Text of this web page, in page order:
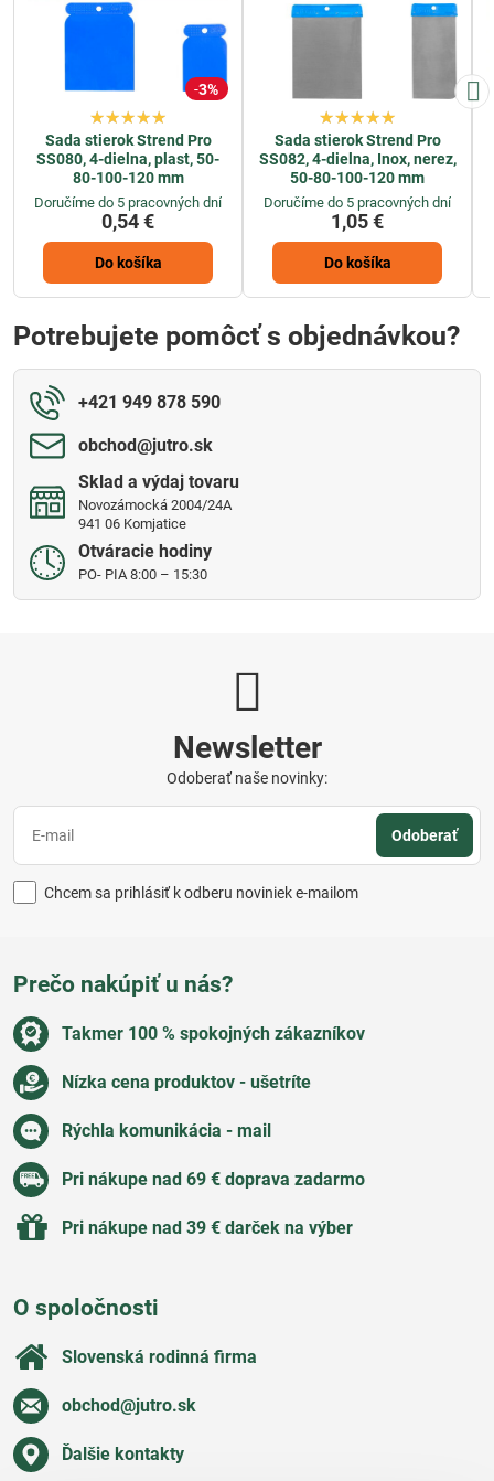
3%
Sada stierok Strend Pro
SS080, 4-dielna, plast, 50-
80-100-120 mm
Doručíme do 5 pracovných dní
0,54 €
Do košíka
Sada stierok Strend Pro
SS082, 4-dielna, Inox, nerez,
50-80-100-120 mm
Doručíme do 5 pracovných dní
1,05 €
Do košíka
Potrebujete pomôcť s objednávkou?
+421 949 878 590
obchod​@jutro​.sk
Sklad a výdaj tovaru
Novozámocká 2004/24A
941 06 Komjatice
Otváracie hodiny
PO- PIA 8:00 – 15:30
Newsletter
Odoberať naše novinky:
Odoberať
Chcem sa prihlásiť k odberu noviniek e-mailom
Prečo nakúpiť u nás?
Takmer 100 % spokojných zákazníkov
Nízka cena produktov - ušetríte
Rýchla komunikácia - mail
Pri nákupe nad 69 € doprava zadarmo
Pri nákupe nad 39 € darček na výber
O spoločnosti
Slovenská rodinná firma
obchod​@jutro​.sk
Ďalšie kontakty